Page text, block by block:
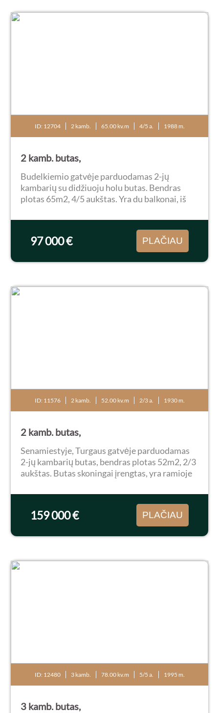
ID: 12704 2 kamb. 65.00 kv.m 4/5 a. 1988 m.
2 kamb. butas,
Budelkiemio gatvėje parduodamas 2-jų
kambarių su didžiuoju holu butas. Bendras
plotas 65m2, 4/5 aukštas. Yra du balkonai, iš
bei saulėtas. Strategiškai patogi vieta - šalia...
97 000 € PLAČIAU
ID: 11576 2 kamb. 52.00 kv.m 2/3 a. 1930 m.
2 kamb. butas,
Senamiestyje, Turgaus gatvėje parduodamas
2-jų kambarių butas, bendras plotas 52m2, 2/3
aukštas. Butas skoningai įrengtas, yra ramioje
baldai, buitinė technika. Gera vieta, miesto
159 000 € PLAČIAU
ID: 12480 3 kamb. 78.00 kv.m 5/5 a. 1995 m.
3 kamb. butas,